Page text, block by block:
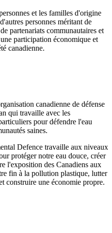
et les familles d'origine
personnes méritant de
partenariats communautaires et
participation économique et
canadienne.
canadienne de défense
qui travaille avec les
pour défendre l'eau
saines.
Defence travaille aux niveaux
protéger notre eau douce, créer
l'exposition des Canadiens aux
fin à la pollution plastique, lutter
construire une économie propre.